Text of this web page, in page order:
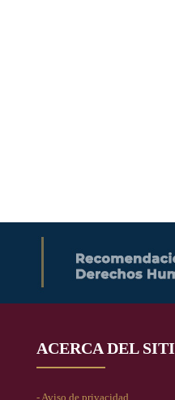
ACERCA DEL
- Aviso de privacidad.